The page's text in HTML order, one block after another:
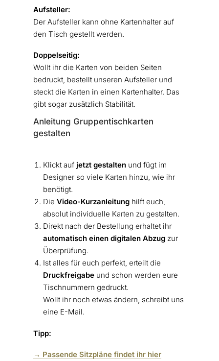
Aufsteller:
Der Aufsteller kann ohne Kartenhalter auf
den Tisch gestellt werden.
Doppelseitig:
Wollt ihr die Karten von beiden Seiten
bedruckt, bestellt unseren Aufsteller und
steckt die Karten in einen Kartenhalter. Das
gibt sogar zusätzlich Stabilität.
Anleitung Gruppentischkarten
gestalten
Klickt auf jetzt gestaltenund fügt im
Designer so viele Karten hinzu, wie ihr
benötigt.
Die Video-Kurzanleitunghilft euch,
absolut individuelle Karten zu gestalten.
Direkt nach der Bestellung erhaltet ihr
automatisch einen digitalen Abzugzur
Überprüfung.
Ist alles für euch perfekt, erteilt die
Druckfreigabeund schon werden eure
Tischnummern gedruckt.
Wollt ihr noch etwas ändern, schreibt uns
eine E-Mail.
Tipp:
→ Passende Sitzpläne findet ihr hier